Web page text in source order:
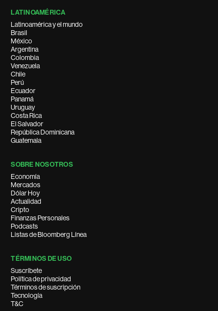
LATINOAMÉRICA
Latinoamérica y el mundo
Brasil
México
Argentina
Colombia
Venezuela
Chile
Perú
Ecuador
Panamá
Uruguay
Costa Rica
El Salvador
República Dominicana
Guatemala
SOBRE NOSOTROS
Economía
Mercados
Dólar Hoy
Actualidad
Cripto
Finanzas Personales
Podcasts
Listas de Bloomberg Línea
TÉRMINOS DE USO
Suscríbete
Política de privacidad
Términos de suscripción
Tecnología
T&C